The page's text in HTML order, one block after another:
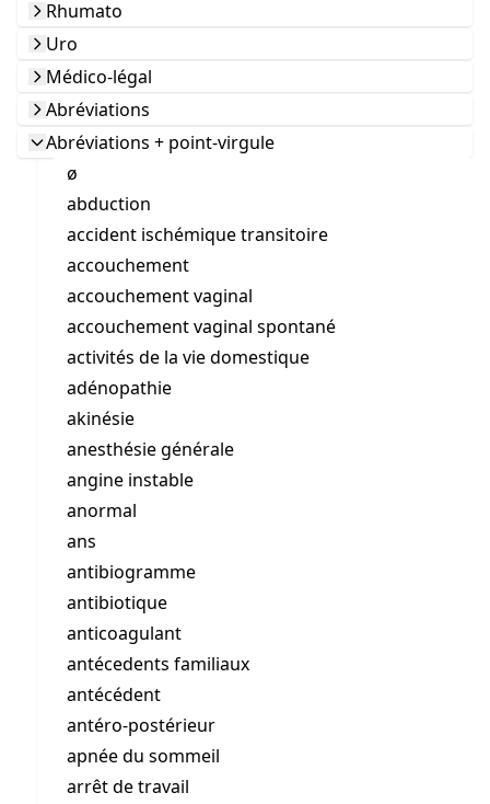
Rhumato
Uro
Médico-légal
Abréviations
Abréviations + point-virgule
ø
abduction
accident ischémique transitoire
accouchement
accouchement vaginal
accouchement vaginal spontané
activités de la vie domestique
adénopathie
akinésie
anesthésie générale
angine instable
anormal
ans
antibiogramme
antibiotique
anticoagulant
antécedents familiaux
antécédent
antéro-postérieur
apnée du sommeil
arrêt de travail